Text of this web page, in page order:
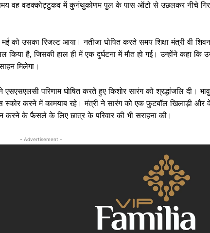
Khabarchalisa
देश दुनिया
शहर एवं राज्य
क्राइम
मनोरंजन
वह वडक्कोट्टुकव में कुनंथुकोणम पुल के पास ऑटो से उछलकर नीचे
को उसका रिजल्ट आया। नतीजा घोषित करते समय शिक्षा मंत्री वी
है, जिसकी हाल ही में एक दुर्घटना में मौत हो गई। उन्होंने कहा कि
मिलेगा।
परिणाम घोषित करते हुए किशोर सारंग को श्रद्धांजलि दी।
स्कोर करने में कामयाब रहे। मंत्री ने सारंग को एक फुटबॉल खिलाड़ी और
करने के फैसले के लिए छात्र के परिवार की भी सराहना की।
- Advertisement -